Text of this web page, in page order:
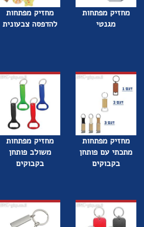
מחזיק מפתחות
מגנטי
מחזיק מפתחות
להדפסה צבעונית
מחזיק מפתחות
מתכתי עם פותחן
בקבוקים
מחזיק מפתחות
משולב פותחן
בקבוקים